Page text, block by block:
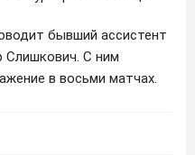
бывший ассистент
Слишкович. С ним
в восьми матчах.